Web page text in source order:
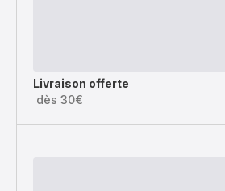
Livraison offerte
dès 30€